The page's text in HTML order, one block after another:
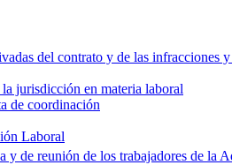
del contrato y de las infracciones
jurisdicción en materia laboral
de coordinación
Laboral
y de reunión de los trabajadores de la